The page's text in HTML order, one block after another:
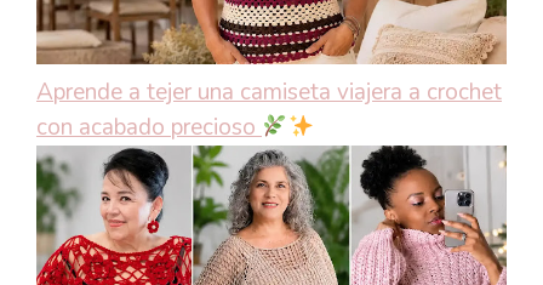
Aprende a tejer una camiseta viajera a crochet
con acabado precioso